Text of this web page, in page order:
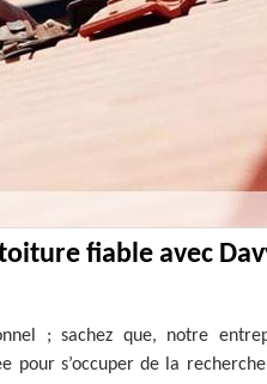
fiable avec
; sachez que, notre
pour s’occuper de la